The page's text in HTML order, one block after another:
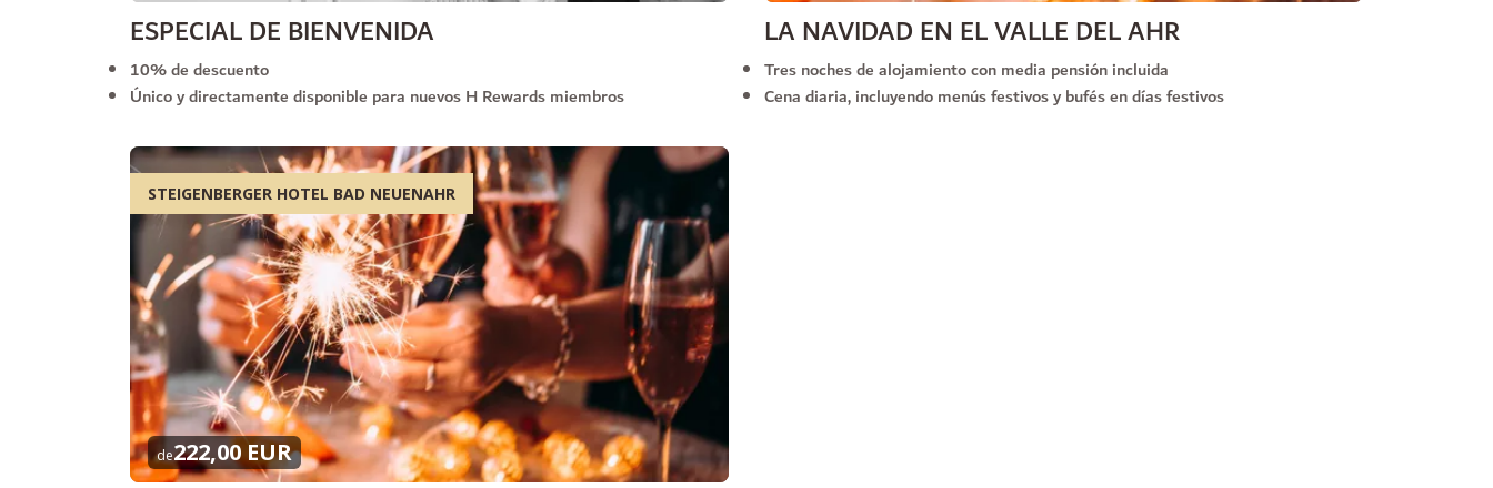
ESPECIAL DE BIENVENIDA
10% de descuento
Único y directamente disponible para nuevos H Rewards miembros
LA NAVIDAD EN EL VALLE DEL AHR
Tres noches de alojamiento con media pensión incluida
Cena diaria, incluyendo menús festivos y bufés en días festivos
STEIGENBERGER HOTEL BAD NEUENAHR
de222,00 EUR